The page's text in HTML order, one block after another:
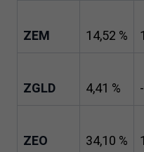
ZEM 14,52 %
ZGLD 4,41 % -
ZEO 34,10 % 1